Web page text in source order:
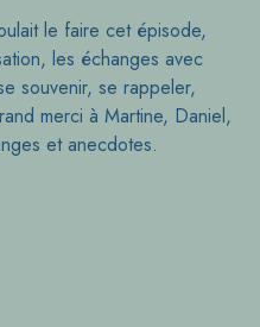
le faire cet épisode,
les échanges avec
souvenir, se rappeler,
merci à Martine, Daniel,
et anecdotes.